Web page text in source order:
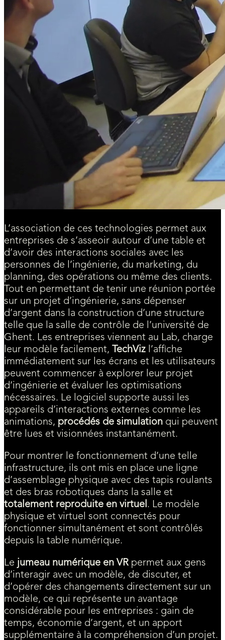
L’association de ces technologies permet aux
entreprises de s’asseoir autour d’une table et
d’avoir des interactions sociales avec les
personnes de l’ingénierie, du marketing, du
planning, des opérations ou même des clients.
Tout en permettant de tenir une réunion portée
sur un projet d’ingénierie, sans dépenser
d’argent dans la construction d’une structure
telle que la salle de contrôle de l’université de
Ghent. Les entreprises viennent au Lab, charge
leur modèle facilement, TechViz l’affiche
immédiatement sur les écrans et les utilisateurs
peuvent commencer à explorer leur projet
d’ingénierie et évaluer les optimisations
nécessaires. Le logiciel supporte aussi les
appareils d’interactions externes comme les
animations, procédés de simulation qui peuvent
être lues et visionnées instantanément.
Pour montrer le fonctionnement d’une telle
infrastructure, ils ont mis en place une ligne
d’assemblage physique avec des tapis roulants
et des bras robotiques dans la salle et
totalement reproduite en virtuel. Le modèle
physique et virtuel sont connectés pour
fonctionner simultanément et sont contrôlés
depuis la table numérique.
Le jumeau numérique en VR permet aux gens
d’interagir avec un modèle, de discuter, et
d’opérer des changements directement sur un
modèle, ce qui représente un avantage
considérable pour les entreprises : gain de
temps, économie d’argent, et un apport
supplémentaire à la compréhension d’un projet.